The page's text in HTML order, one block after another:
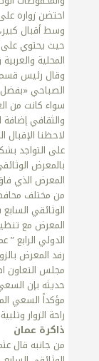
احتضن زواره
وسط أقبال
المحلية
وقال رئيس
الصباحي «بفضل
سواء كانت من
والثقافي
لاحظنا
على التواجد
بالمعرض
من مختلف
الوثائقي
المعرض مع
الدولي الرابع
رفد المعرض
مجلس التعاون
حديثه بإن
مؤكداً السعي
راحة الزوار
ذاكرة عمان
من جانبه قال